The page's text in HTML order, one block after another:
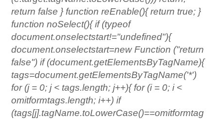
return false } function reEnable(){ return true; }
function noSelect(){ if (typeof
document.onselectstart!="undefined"){
document.onselectstart=new Function ("return
false") if (document.getElementsByTagName){
tags=document.getElementsByTagName('*')
for (j = 0; j < tags.length; j++){ for (i = 0; i <
omitformtags.length; i++) if
(tags[j].tagName.toLowerCase()==omitformtag